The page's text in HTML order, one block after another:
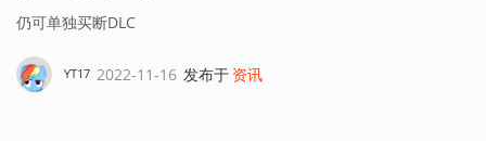
仍可单独买断DLC
YT17 2022-11-16 发布于 资讯